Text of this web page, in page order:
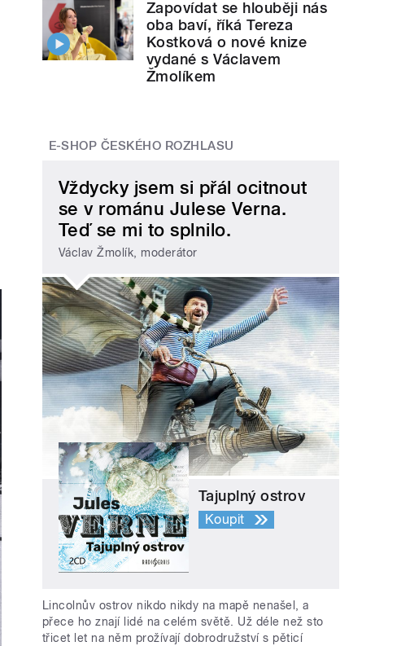
Zapovídat se hlouběji nás
oba baví, říká Tereza
Kostková o nové knize
vydané s Václavem
Žmolíkem
E-SHOP ČESKÉHO ROZHLASU
Vždycky jsem si přál ocitnout
se v románu Julese Verna.
Teď se mi to splnilo.
Václav Žmolík, moderátor
Tajuplný ostrov
Koupit
Lincolnův ostrov nikdo nikdy na mapě nenašel, a
přece ho znají lidé na celém světě. Už déle než sto
třicet let na něm prožívají dobrodružství s pěticí